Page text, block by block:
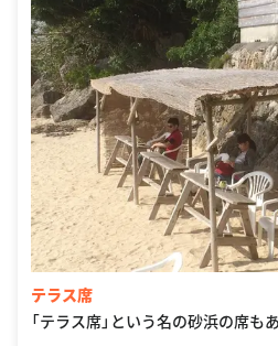
テラス席
「テラス席」という名の砂浜の席も